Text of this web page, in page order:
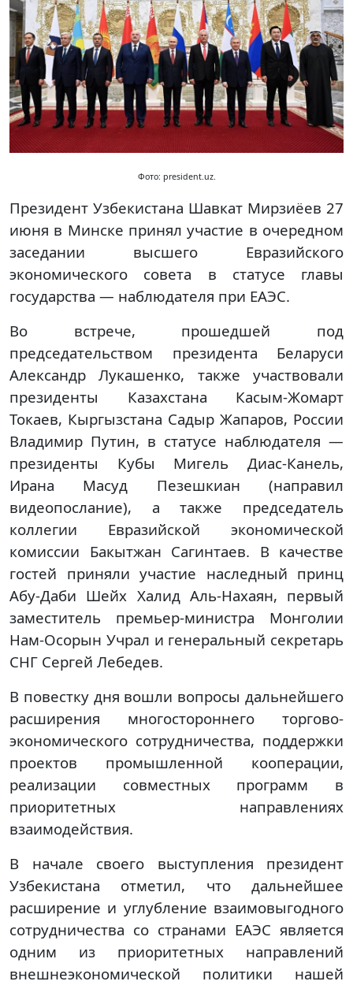
Фото: president.uz.
Президент Узбекистана Шавкат Мирзиёев 27
июня в Минске принял участие в очередном
заседании высшего Евразийского
экономического совета в статусе главы
государства — наблюдателя при ЕАЭС.
Во встрече, прошедшей под
председательством президента Беларуси
Александр Лукашенко, также участвовали
президенты Казахстана Касым-Жомарт
Токаев, Кыргызстана Садыр Жапаров, России
Владимир Путин, в статусе наблюдателя —
президенты Кубы Мигель Диас-Канель,
Ирана Масуд Пезешкиан (направил
видеопослание), а также председатель
коллегии Евразийской экономической
комиссии Бакытжан Сагинтаев. В качестве
гостей приняли участие наследный принц
Абу-Даби Шейх Халид Аль-Нахаян, первый
заместитель премьер-министра Монголии
Нам-Осорын Учрал и генеральный секретарь
СНГ Сергей Лебедев.
В повестку дня вошли вопросы дальнейшего
расширения многостороннего торгово-
экономического сотрудничества, поддержки
проектов промышленной кооперации,
реализации совместных программ в
приоритетных направлениях
взаимодействия.
В начале своего выступления президент
Узбекистана отметил, что дальнейшее
расширение и углубление взаимовыгодного
сотрудничества со странами ЕАЭС является
одним из приоритетных направлений
внешнеэкономической политики нашей